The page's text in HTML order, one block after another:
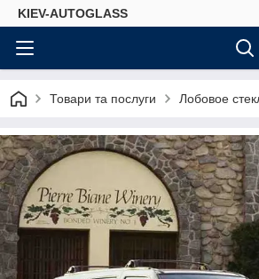
KIEV-AUTOGLASS
Товари та послуги Лобовое